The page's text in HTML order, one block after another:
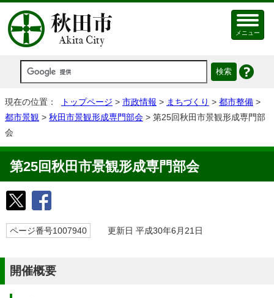
メニュー
現在の位置： トップページ > 市政情報 > まちづくり > 都市整備 >
都市景観 > 秋田市景観形成専門部会 > 第25回秋田市景観形成専門部
会
第25回秋田市景観形成専門部会
ページ番号1007940 更新日 平成30年6月21日
開催概要